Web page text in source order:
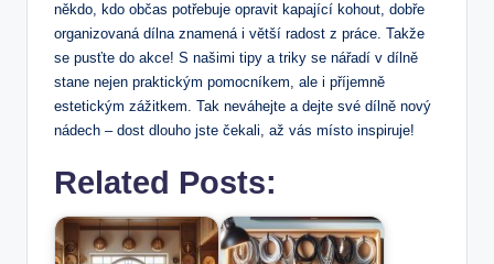
někdo, kdo občas potřebuje opravit kapající kohout, dobře
organizovaná dílna znamená i větší radost z práce. Takže
se pusťte do akce! S našimi tipy a triky se nářadí v dílně
stane nejen praktickým pomocníkem, ale i příjemně
estetickým zážitkem. Tak neváhejte a dejte své dílně nový
nádech – dost dlouho jste čekali, až vás místo inspiruje!
Related Posts: